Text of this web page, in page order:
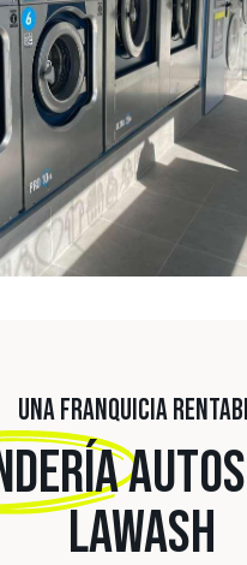
UNA FRANQUICIA
LAWASH